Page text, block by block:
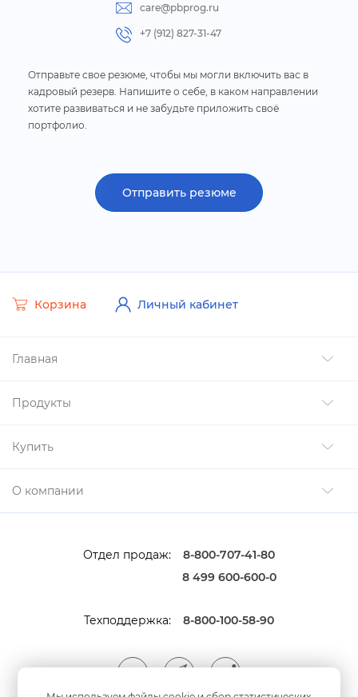
Отправьте свое резюме, чтобы мы могли включить вас
кадровый резерв. Напишите о себе, в каком направлении
хотите развиваться и не забудьте приложить своё
портфолио.
care@pbprog.ru
+7 (912) 827-31-47
Отправить резюме
Главная
Продукты
Купить
О компании
Корзина Личный кабинет
Отдел продаж:
8-800-707-41-80
8 499 600-600-0
Техподдержка: 8-800-100-58-90